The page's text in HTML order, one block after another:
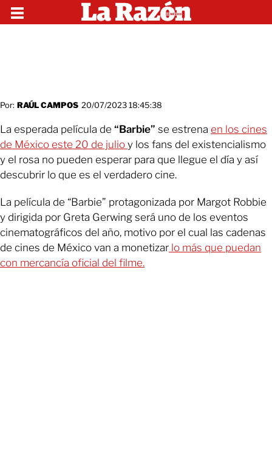
Por: RAÚL CAMPOS 20/07/2023 18:45:38
La esperada película de “Barbie” se estrena en los cines
de México este 20 de julio y los fans del existencialismo
y el rosa no pueden esperar para que llegue el día y así
descubrir lo que es el verdadero cine.
La película de “Barbie” protagonizada por Margot Robbie
y dirigida por Greta Gerwing será uno de los eventos
cinematográficos del año, motivo por el cual las cadenas
de cines de México van a monetizar lo más que puedan
con mercancía oficial del filme.